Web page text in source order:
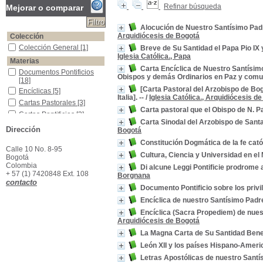
Refinar búsqueda
Alocución de Nuestro Santísimo
Arquidiócesis de Bogotá
Breve de Su Santidad el Papa Pio
Iglesia Católica., Papa
Carta Encíclica de Nuestro
Obispos y demás Ordinarios en Paz y
[Carta Pastoral del Arzobispo de
Italia]. -- / Iglesia Católica., Arquidiócesis
Carta pastoral que el Obispo de N.
Carta Sinodal del Arzobispo de
Bogotá
Constitución Dogmática de la fe
Cultura, Ciencia y Universidad en el
Di alcune Leggi Pontificie prodrome
Borgnana
Documento Pontificio sobre los
Encíclica de nuestro Santísimo
Encíclica (Sacra Propediem) de
Arquidiócesis de Bogotá
La Magna Carta de Su Santidad
León XII y los países Hispano-
Letras Apostólicas de nuestro
Mejorar o comparar
Colección
Colección General
Colección General [1]
Materias
Documentos Pontificios
Documentos Pontificios
[18]
Encíclicas
Encíclicas [5]
Cartas Pastorales
Cartas Pastorales [3]
Cartas Pontificias
Cartas Pontificias [2]
Poder Temporal de los Papas
Poder Temporal de los
Papas
Censuras Eclesiásticas
Censuras Eclesiásticas
Cuestión Romana, 1870-1929
Cuestión Romana, 1870-
1929
Derecho Canónico
Derecho Canónico[1]
Educación Católica
Educación Católica
Dirección
Calle 10 No. 8-95
Bogotá
Colombia
+ 57 (1) 7420848 Ext. 108
contacto